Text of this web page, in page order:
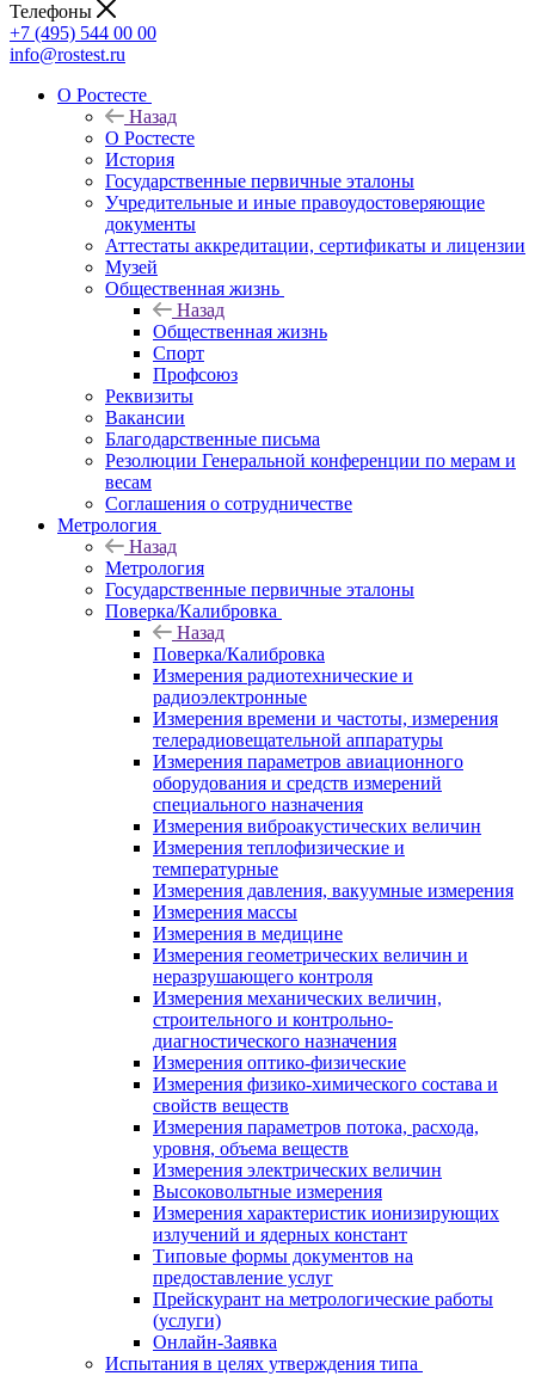
Телефоны
+7 (495) 544 00 00
info@rostest.ru
О Ростесте
Назад
О Ростесте
История
Государственные первичные эталоны
Учредительные и иные правоудостоверяющие
документы
Аттестаты аккредитации, сертификаты и лицензии
Музей
Общественная жизнь
Назад
Общественная жизнь
Спорт
Профсоюз
Реквизиты
Вакансии
Благодарственные письма
Резолюции Генеральной конференции по мерам и
весам
Соглашения о сотрудничестве
Метрология
Назад
Метрология
Государственные первичные эталоны
Поверка/Калибровка
Назад
Поверка/Калибровка
Измерения радиотехнические и
радиоэлектронные
Измерения времени и частоты, измерения
телерадиовещательной аппаратуры
Измерения параметров авиационного
оборудования и средств измерений
специального назначения
Измерения виброакустических величин
Измерения теплофизические и
температурные
Измерения давления, вакуумные измерения
Измерения массы
Измерения в медицине
Измерения геометрических величин и
неразрушающего контроля
Измерения механических величин,
строительного и контрольно-
диагностического назначения
Измерения оптико-физические
Измерения физико-химического состава и
свойств веществ
Измерения параметров потока, расхода,
уровня, объема веществ
Измерения электрических величин
Высоковольтные измерения
Измерения характеристик ионизирующих
излучений и ядерных констант
Типовые формы документов на
предоставление услуг
Прейскурант на метрологические работы
(услуги)
Онлайн-Заявка
Испытания в целях утверждения типа